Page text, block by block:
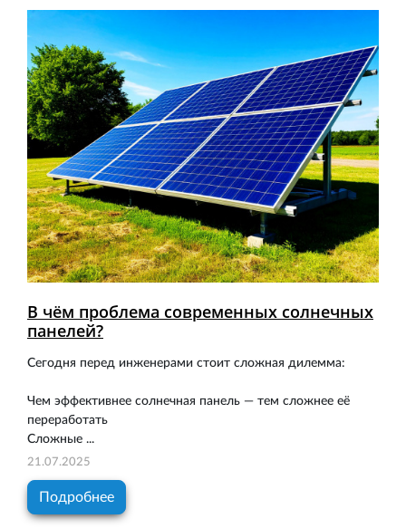
В чём проблема современных солнечных
панелей?
Сегодня перед инженерами стоит сложная дилемма:
Чем эффективнее солнечная панель — тем сложнее её
переработать
Сложные ...
21.07.2025
Подробнее